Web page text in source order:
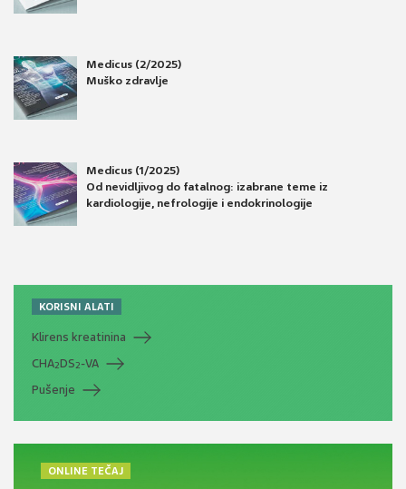
Medicus (2/2025)
Muško zdravlje
Medicus (1/2025)
Od nevidljivog do fatalnog: izabrane teme iz
kardiologije, nefrologije i endokrinologije
KORISNI ALATI
Klirens kreatinina
CHA2DS2-VA
Pušenje
ONLINE TEČAJ